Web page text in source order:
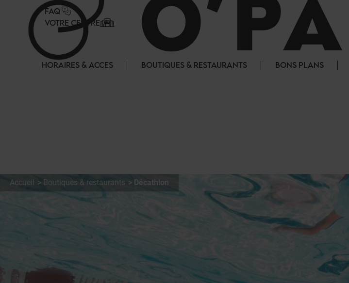
FAQ
VOTRE CENTRE
HORAIRES & ACCES BOUTIQUES & RESTAURANTS BONS PLANS
Accueil Boutiques & restaurants Décathlon
Panneau de gestion des cookies